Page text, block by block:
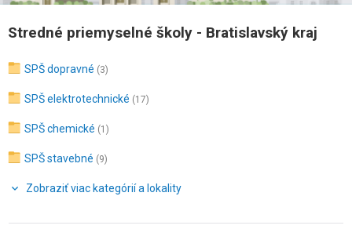
Stredné priemyselné školy - Bratislavský kraj
SPŠ dopravné (3)
SPŠ elektrotechnické (17)
SPŠ chemické (1)
SPŠ stavebné (9)
Zobraziť viac kategórií a lokality